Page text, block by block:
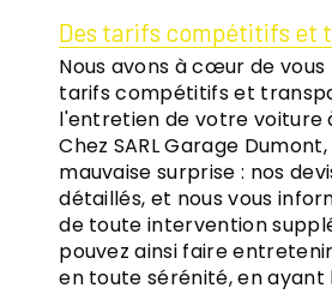
Des tarifs compétitifs et
Nous avons à cœur de
tarifs compétitifs et
l'entretien de votre voiture
Chez SARL Garage
mauvaise surprise : nos
détaillés, et nous vous
de toute intervention
pouvez ainsi faire
en toute sérénité, en ayant